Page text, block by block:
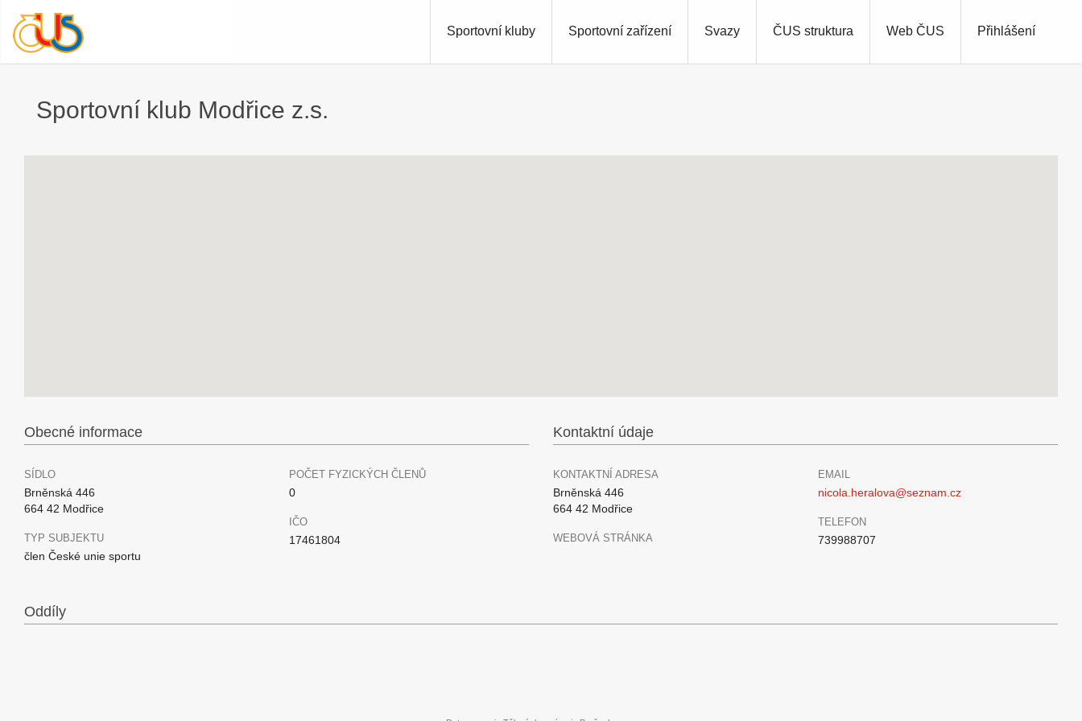
Přihlášení
Sportovní kluby Sportovní zařízení Svazy ČUS struktura Web ČUS
Sportovní klub Modřice z.s.
Obecné informace
SÍDLO
Brněnská 446
664 42 Modřice
TYP SUBJEKTU
člen České unie sportu
POČET FYZICKÝCH ČLENŮ
0
IČO
17461804
Kontaktní údaje
KONTAKTNÍ ADRESA
Brněnská 446
664 42 Modřice
WEBOVÁ STRÁNKA
EMAIL
nicola.heralova@seznam.cz
TELEFON
739988707
Oddíly